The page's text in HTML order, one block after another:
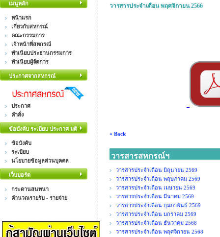
เมนูหลัก
หน้าแรก
เกี่ยวกับสหกรณ์
คณะกรรมการ
เจ้าหน้าที่สหกรณ์
ทำเนียบประธานกรรมการ
ทำเนียบผู้จัดการ
ประกาศจากสหกรณ์
ประกาศ
คำสั่ง
ข้อบังคับ ระเบียบ ประกาศ มติ
ข้อบังคับ
ระเบียบ
นโยบายข้อมูลส่วนบุคคล
เว็บบอร์ด
กระดานสนทนา
คำนวณรายรับ - รายจ่าย
วารสารประจำเดือน พฤศจิกายน 2566
« Back
วารสารสหกรณ์ฯ
วารสารประจำเดือน มิถุนายน 2569
วารสารประจำเดือน พฤษภาคม 2569
วารสารประจำเดือน เมษายน 2569
วารสารประจำเดือน มีนาคม 2569
วารสารประจำเดือน กุมภาพันธ์ 2569
วารสารประจำเดือน มกราคม 2569
วารสารประจำเดือน ธันวาคม 2568
วารสารประจำเดือน พฤศจิกายน 2568